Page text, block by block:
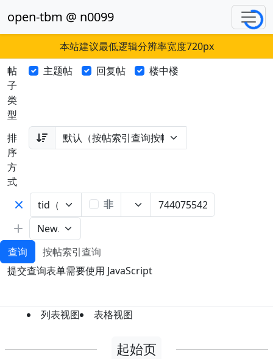
open-tbm @ n0099
本站建议最低逻辑分辨率宽度720px
帖
子
类
型
主题帖 回复帖 楼中楼
排
序
方
式
非
查询
按帖索引查询
提交查询表单需要使用 JavaScript
列表视图 表格视图
起始页